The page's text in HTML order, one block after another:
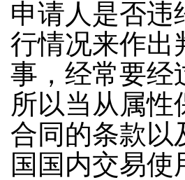
申请人是否违
行情况来作出
事，经常要经
所以当从属
合同的条款以
国国内交易